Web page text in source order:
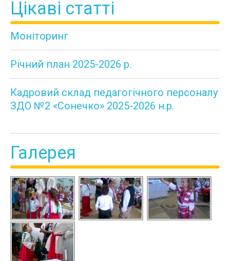
Цікаві статті
Моніторинг
Річний план 2025-2026 р.
Кадровий склад педагогічного персоналу
ЗДО №2 «Сонечко» 2025-2026 н.р.
Галерея